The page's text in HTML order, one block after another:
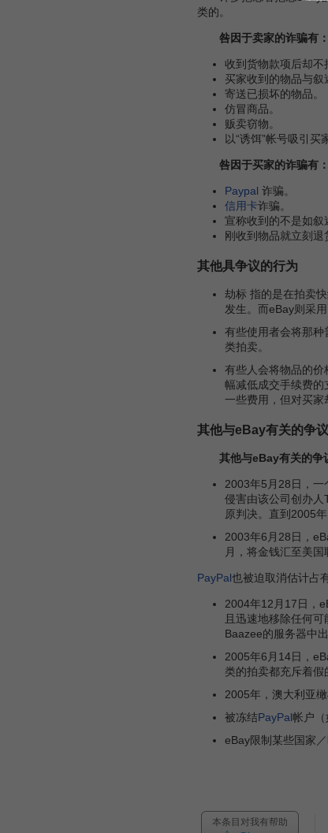
类的。
咎因于卖家的诈骗有：
收到货物款项后却不
买家收到的物品与叙
寄送已损坏的物品。
仿冒商品。
贩卖窃物。
以“诱饵”帐号吸引买
咎因于买家的诈骗有：
Paypal 诈骗。
信用卡诈骗。
宣称收到的不是如叙
刚收到物品就立刻退
其他具争议的行为
劫标 指的是在拍卖
发生。而eBay则采
有些使用者会将那
类拍卖。
有些人会将物品的
幅减低成交手续费
一些费用，但对买家
其他与eBay有关的争议
其他与eBay有关的争
2003年5月28日，一
侵害由该公司创办人
原判决。直到2005
2003年6月28日，
月，将金钱汇至美国
PayPal也被迫取消估计占
2004年12月17日，
且迅速地移除任何
Baazee的服务器中
2005年6月14日，
类的拍卖都充斥着假
2005年，澳大利亚
被冻结PayPal帐户（
eBay限制某些国家
本条目对我有帮助